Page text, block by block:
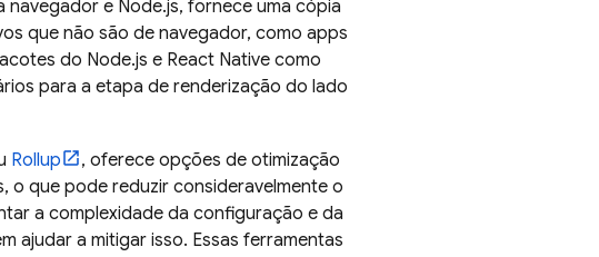
e Node.js, fornece uma cópia
que não são de navegador, como apps
do Node.js e React Native como
para a etapa de renderização do lado
Rollup
, oferece opções de otimização
o que pode reduzir consideravelmente o
a complexidade da configuração e da
ajudar a mitigar isso. Essas ferramentas